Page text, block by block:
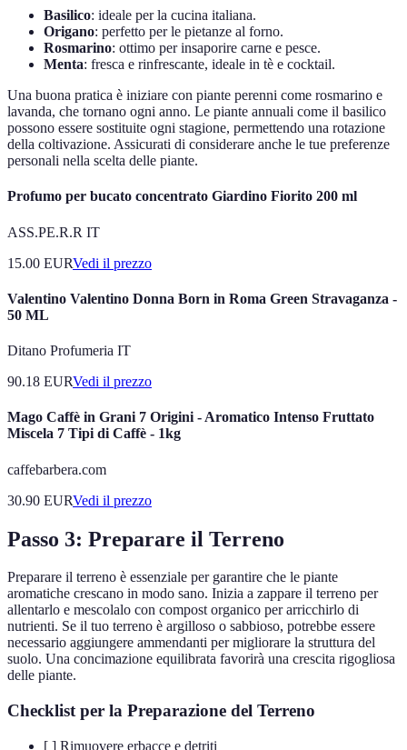
Basilico: ideale per la cucina italiana.
Origano: perfetto per le pietanze al forno.
Rosmarino: ottimo per insaporire carne e pesce.
Menta: fresca e rinfrescante, ideale in tè e cocktail.
Una buona pratica è iniziare con piante perenni come rosmarino e
lavanda, che tornano ogni anno. Le piante annuali come il basilico
possono essere sostituite ogni stagione, permettendo una rotazione
della coltivazione. Assicurati di considerare anche le tue preferenze
personali nella scelta delle piante.
Profumo per bucato concentrato Giardino Fiorito 200 ml
ASS.PE.R.R IT
15.00 EURVedi il prezzo
Valentino Valentino Donna Born in Roma Green Stravaganza -
50 ML
Ditano Profumeria IT
90.18 EURVedi il prezzo
Mago Caffè in Grani 7 Origini - Aromatico Intenso Fruttato
Miscela 7 Tipi di Caffè - 1kg
caffebarbera.com
30.90 EURVedi il prezzo
Passo 3: Preparare il Terreno
Preparare il terreno è essenziale per garantire che le piante
aromatiche crescano in modo sano. Inizia a zappare il terreno per
allentarlo e mescolalo con compost organico per arricchirlo di
nutrienti. Se il tuo terreno è argilloso o sabbioso, potrebbe essere
necessario aggiungere ammendanti per migliorare la struttura del
suolo. Una concimazione equilibrata favorirà una crescita rigogliosa
delle piante.
Checklist per la Preparazione del Terreno
[ ] Rimuovere erbacce e detriti